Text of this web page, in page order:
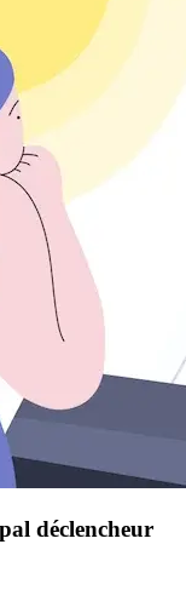
déclencheur